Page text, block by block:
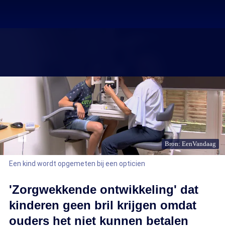
Bron: EenVandaag
Een kind wordt opgemeten bij een opticien
'Zorgwekkende ontwikkeling' dat
kinderen geen bril krijgen omdat
ouders het niet kunnen betalen